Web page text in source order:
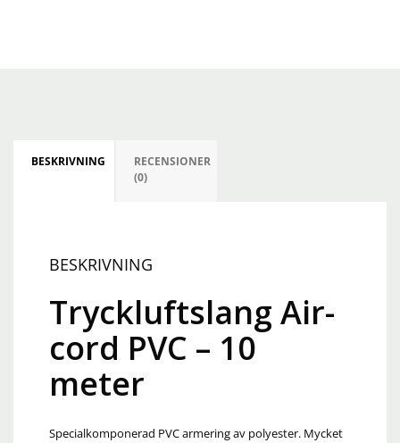
BESKRIVNING
RECENSIONER
(0)
BESKRIVNING
Tryckluftslang Air-
cord PVC – 10
meter
Specialkomponerad PVC armering av polyester. Mycket